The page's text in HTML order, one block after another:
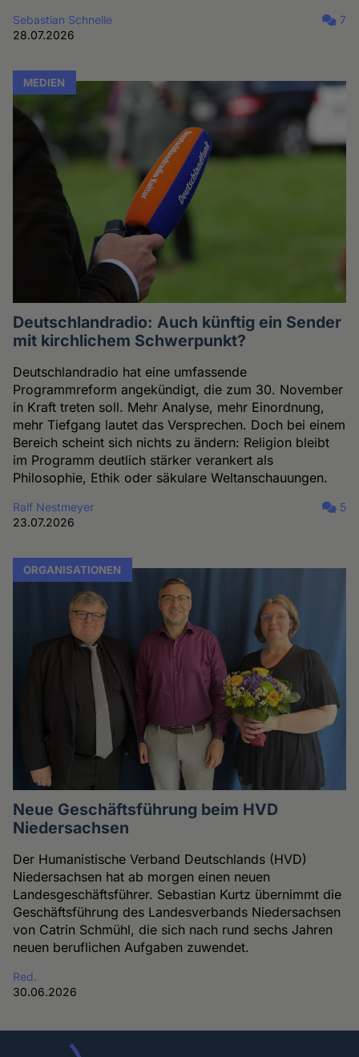
Sebastian Schnelle
28.07.2026
7
MEDIEN
Deutschlandradio: Auch künftig ein Sender
mit kirchlichem Schwerpunkt?
Deutschlandradio hat eine umfassende
Programmreform angekündigt, die zum 30. November
in Kraft treten soll. Mehr Analyse, mehr Einordnung,
mehr Tiefgang lautet das Versprechen. Doch bei einem
Bereich scheint sich nichts zu ändern: Religion bleibt
im Programm deutlich stärker verankert als
Philosophie, Ethik oder säkulare Weltanschauungen.
Ralf Nestmeyer
23.07.2026
5
ORGANISATIONEN
Neue Geschäftsführung beim HVD
Niedersachsen
Der Humanistische Verband Deutschlands (HVD)
Niedersachsen hat ab morgen einen neuen
Landesgeschäftsführer. Sebastian Kurtz übernimmt die
Geschäftsführung des Landesverbands Niedersachsen
von Catrin Schmühl, die sich nach rund sechs Jahren
neuen beruflichen Aufgaben zuwendet.
Red.
30.06.2026